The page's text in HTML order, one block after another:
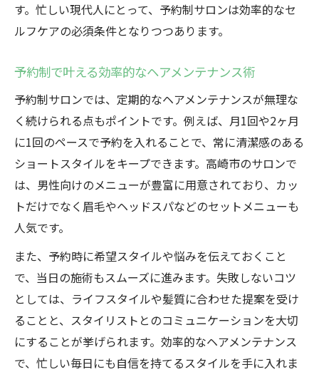
す。忙しい現代人にとって、予約制サロンは効率的なセ
ルフケアの必須条件となりつつあります。
予約制で叶える効率的なヘアメンテナンス術
予約制サロンでは、定期的なヘアメンテナンスが無理な
く続けられる点もポイントです。例えば、月1回や2ヶ月
に1回のペースで予約を入れることで、常に清潔感のある
ショートスタイルをキープできます。高崎市のサロンで
は、男性向けのメニューが豊富に用意されており、カッ
トだけでなく眉毛やヘッドスパなどのセットメニューも
人気です。
また、予約時に希望スタイルや悩みを伝えておくこと
で、当日の施術もスムーズに進みます。失敗しないコツ
としては、ライフスタイルや髪質に合わせた提案を受け
ることと、スタイリストとのコミュニケーションを大切
にすることが挙げられます。効率的なヘアメンテナンス
で、忙しい毎日にも自信を持てるスタイルを手に入れま